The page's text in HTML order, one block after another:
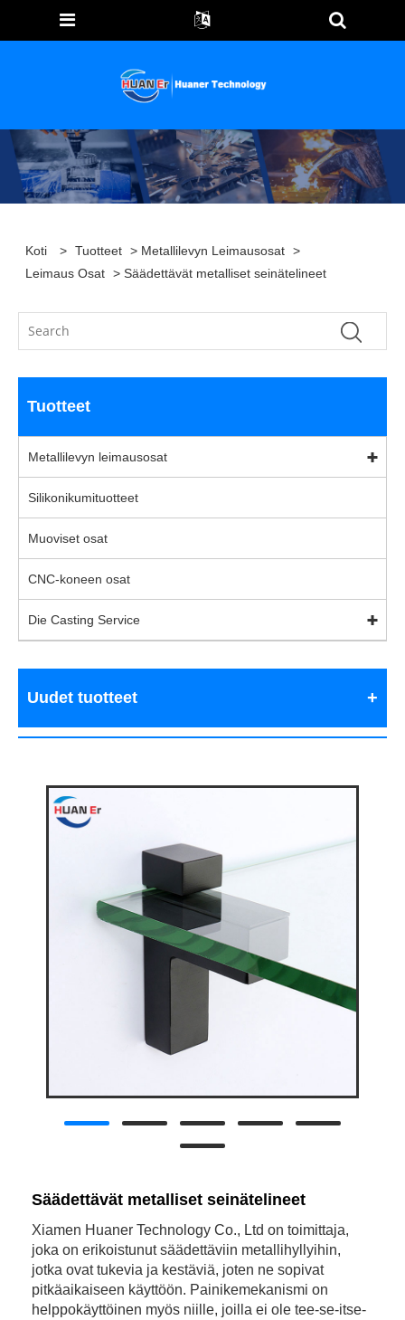
Koti > Tuotteet > Metallilevyn Leimausosat >
Leimaus Osat > Säädettävät metalliset seinätelineet
Tuotteet
Metallilevyn leimausosat
Silikonikumituotteet
Muoviset osat
CNC-koneen osat
Die Casting Service
Uudet tuotteet
Säädettävät metalliset seinätelineet
Xiamen Huaner Technology Co., Ltd on toimittaja,
joka on erikoistunut säädettäviin metallihyllyihin,
jotka ovat tukevia ja kestäviä, joten ne sopivat
pitkäaikaiseen käyttöön. Painikemekanismi on
helppokäyttöinen myös niille, joilla ei ole tee-se-itse-